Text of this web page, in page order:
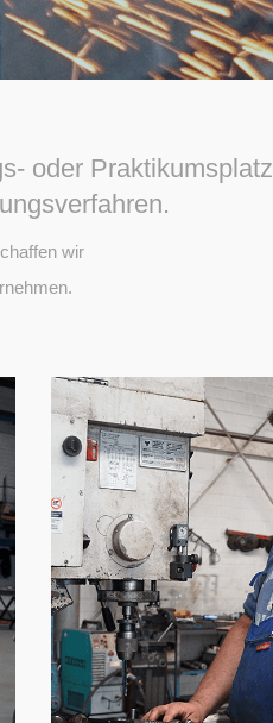
oder Praktikumsplatz
wir